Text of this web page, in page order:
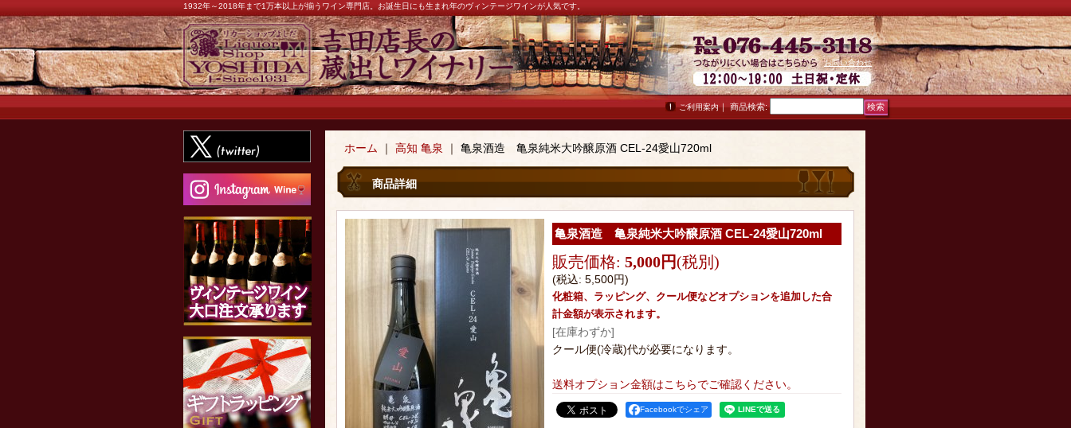
1932年～2018年まで1万本以上が揃うワイン専門店。お誕生日にも生まれ年のヴィンテージワインが人気です。
ご利用案内｜
お問い合わせ
商品検索:
ホーム ｜ 高知 亀泉 ｜ 亀泉酒造 亀泉純米大吟醸原酒 CEL-24愛山720ml
商品詳細
亀泉酒造 亀泉純米大吟醸原酒 CEL-24愛山720ml
販売価格: 5,000円(税別)
(税込: 5,500円)
化粧箱、ラッピング、クール便などオプションを追加した合
計金額が表示されます。
[在庫わずか]
クール便(冷蔵)代が必要になります。
送料オプション金額はこちらでご確認ください。
Facebookでシェア